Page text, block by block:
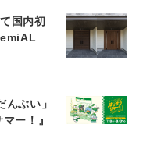
国内初
んぶい」
ー！』